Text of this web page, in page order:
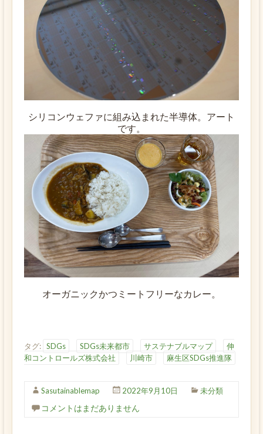
シリコンウェファに組み込まれた半導体。アート
です。
オーガニックかつミートフリーなカレー。
タグ: SDGs SDGs未来都市 サステナブルマップ
伸
和コントロールズ株式会社
川崎市 麻生区SDGs推進隊
Sasutainablemap 2022年9月10日 未分類
コメントはまだありません